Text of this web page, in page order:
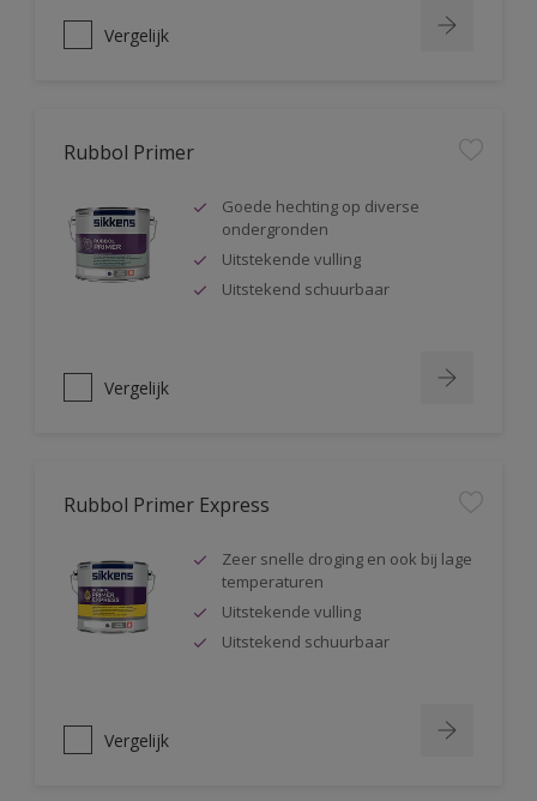
Vergelijk
Rubbol Primer
Goede hechting op diverse
ondergronden
Uitstekende vulling
Uitstekend schuurbaar
Vergelijk
Rubbol Primer Express
Zeer snelle droging en ook bij lage
temperaturen
Uitstekende vulling
Uitstekend schuurbaar
Vergelijk